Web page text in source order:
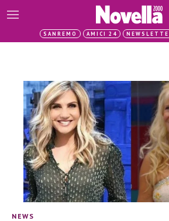
SANREMO AMICI 24
NEWS